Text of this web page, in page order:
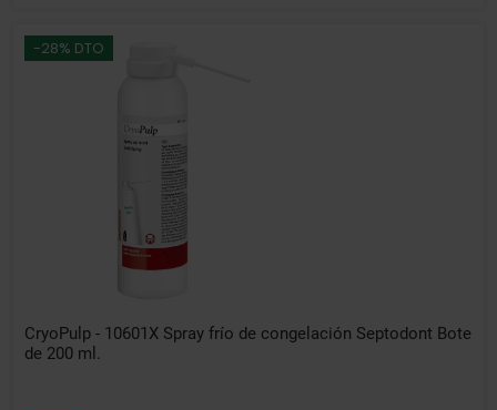
-28% DTO
CryoPulp - 10601X Spray frío de congelación Septodont Bote
de 200 ml.